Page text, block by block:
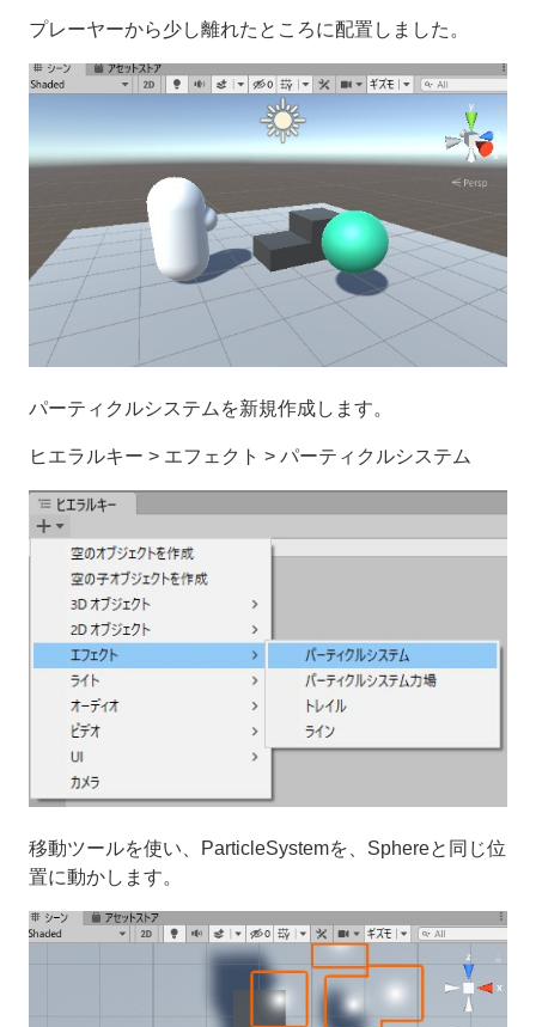
プレーヤーから少し離れたところに配置しました。
パーティクルシステムを新規作成します。
ヒエラルキー > エフェクト > パーティクルシステム
移動ツールを使い、ParticleSystemを、Sphereと同じ位
置に動かします。